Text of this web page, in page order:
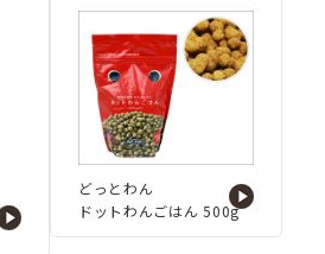
犬用品 #猫用品 #犬と暮らす #猫
と暮らす #犬のいる暮らし #猫の
いる暮らし #ペット用品 #dog #cat
#犬 #猫 #ペットグッズ #2025SS #
新作 #春夏新作 #おすすめ
どっとわん
ドットわんごはん 500g